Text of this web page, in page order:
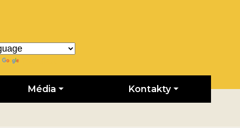
Média Kontakty